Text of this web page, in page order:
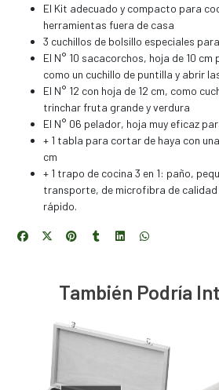
El Kit adecuado y compacto para
herramientas fuera de casa
3 cuchillos de bolsillo especiales
El N° 10 sacacorchos, hoja de 10
como un cuchillo de puntilla y abrir
El N° 12 con hoja de 12 cm, como
trinchar fruta grande y verdura
El N° 06 pelador, hoja muy eficaz
+ 1 tabla para cortar de haya con
cm
+ 1 trapo de cocina 3 en 1: paño,
transporte, de microfibra de
rápido.
También Podría